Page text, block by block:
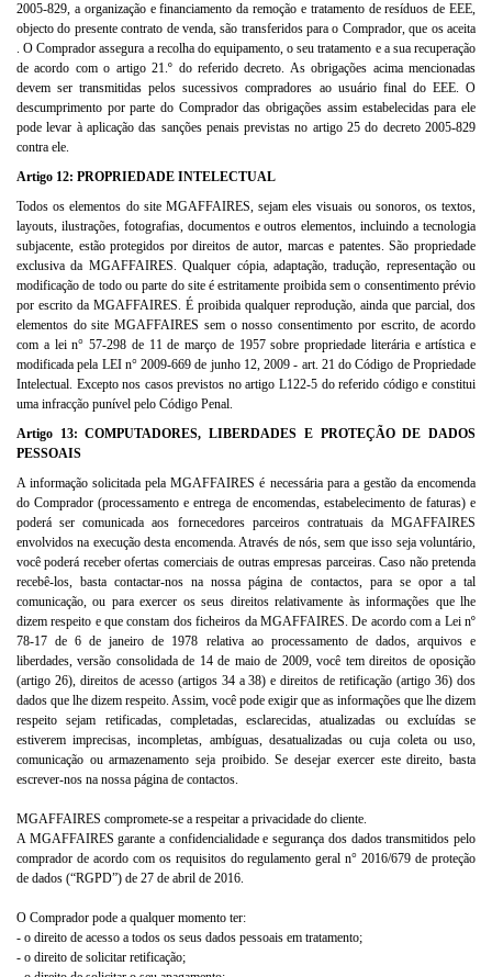
2005-829, a organização e financiamento da remoção e tratamento de resíduos de EEE,
objecto do presente contrato de venda, são transferidos para o Comprador, que os aceita
. O Comprador assegura a recolha do equipamento, o seu tratamento e a sua recuperação
de acordo com o artigo 21.º do referido decreto. As obrigações acima mencionadas
devem ser transmitidas pelos sucessivos compradores ao usuário final do EEE. O
descumprimento por parte do Comprador das obrigações assim estabelecidas para ele
pode levar à aplicação das sanções penais previstas no artigo 25 do decreto 2005-829
contra ele.
Artigo 12: PROPRIEDADE INTELECTUAL
Todos os elementos do site MGAFFAIRES, sejam eles visuais ou sonoros, os textos,
layouts, ilustrações, fotografias, documentos e outros elementos, incluindo a tecnologia
subjacente, estão protegidos por direitos de autor, marcas e patentes. São propriedade
exclusiva da MGAFFAIRES. Qualquer cópia, adaptação, tradução, representação ou
modificação de todo ou parte do site é estritamente proibida sem o consentimento prévio
por escrito da MGAFFAIRES. É proibida qualquer reprodução, ainda que parcial, dos
elementos do site MGAFFAIRES sem o nosso consentimento por escrito, de acordo
com a lei n° 57-298 de 11 de março de 1957 sobre propriedade literária e artística e
modificada pela LEI n° 2009-669 de junho 12, 2009 - art. 21 do Código de Propriedade
Intelectual. Excepto nos casos previstos no artigo L122-5 do referido código e constitui
uma infracção punível pelo Código Penal.
Artigo 13: COMPUTADORES, LIBERDADES E PROTEÇÃO DE DADOS
PESSOAIS
A informação solicitada pela MGAFFAIRES é necessária para a gestão da encomenda
do Comprador (processamento e entrega de encomendas, estabelecimento de faturas) e
poderá ser comunicada aos fornecedores parceiros contratuais da MGAFFAIRES
envolvidos na execução desta encomenda. Através de nós, sem que isso seja voluntário,
você poderá receber ofertas comerciais de outras empresas parceiras. Caso não pretenda
recebê-los, basta contactar-nos na nossa página de contactos, para se opor a tal
comunicação, ou para exercer os seus direitos relativamente às informações que lhe
dizem respeito e que constam dos ficheiros da MGAFFAIRES. De acordo com a Lei nº
78-17 de 6 de janeiro de 1978 relativa ao processamento de dados, arquivos e
liberdades, versão consolidada de 14 de maio de 2009, você tem direitos de oposição
(artigo 26), direitos de acesso (artigos 34 a 38) e direitos de retificação (artigo 36) dos
dados que lhe dizem respeito. Assim, você pode exigir que as informações que lhe dizem
respeito sejam retificadas, completadas, esclarecidas, atualizadas ou excluídas se
estiverem imprecisas, incompletas, ambíguas, desatualizadas ou cuja coleta ou uso,
comunicação ou armazenamento seja proibido. Se desejar exercer este direito, basta
escrever-nos na nossa página de contactos.
MGAFFAIRES compromete-se a respeitar a privacidade do cliente.
A MGAFFAIRES garante a confidencialidade e segurança dos dados transmitidos pelo
comprador de acordo com os requisitos do regulamento geral n° 2016/679 de proteção
de dados (“RGPD”) de 27 de abril de 2016.
O Comprador pode a qualquer momento ter:
- o direito de acesso a todos os seus dados pessoais em tratamento;
- o direito de solicitar retificação;